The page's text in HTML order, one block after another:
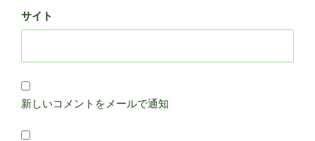
サイト
新しいコメントをメールで通知